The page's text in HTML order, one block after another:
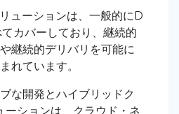
ューションは、一般的にD
カバーしており、継続的
継続的デリバリを可能に
れています。
な開発とハイブリッドク
ーションは、クラウド・ネ